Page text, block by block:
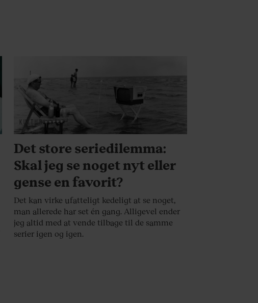
KULTUR
Det store seriedilemma:
Skal jeg se noget nyt eller
gense en favorit?
Det kan virke ufatteligt kedeligt at se noget,
man allerede har set én gang. Alligevel ender
jeg altid med at vende tilbage til de samme
serier igen og igen.